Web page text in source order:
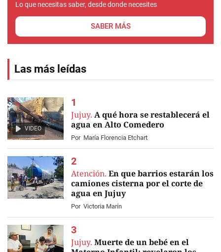
Lo que necesitas saber, desde donde necesites
SABER MÁS
Las más leídas
VIDEO
Jujuy. A qué hora se restablecerá el
agua en Alto Comedero
Por María Florencia Etchart
Atención. En que barrios estarán los
camiones cisterna por el corte de
agua en Jujuy
Por Victoria Marín
Jujuy. Muerte de un bebé en el